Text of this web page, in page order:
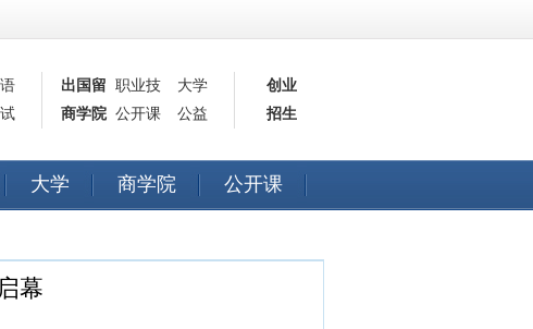
出国留
学
职业技
能
大学
商学院 公开课 公益
创业
招生
大学 商学院 公开课
幕